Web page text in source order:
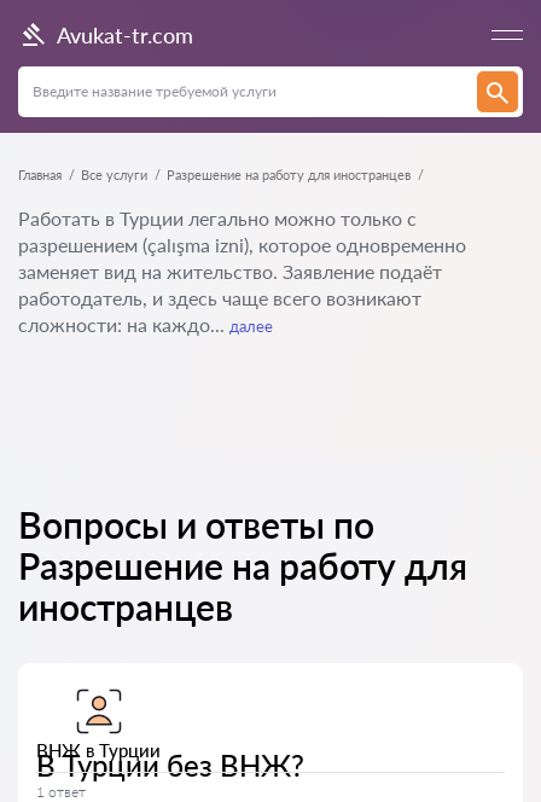
Avukat-tr.com
Главная Все услуги Разрешение на работу для иностранцев
Работать в Турции легально можно только с
разрешением (çalışma izni), которое одновременно
заменяет вид на жительство. Заявление подаёт
работодатель, и здесь чаще всего возникают
сложности: на каждо... далее
Вопросы и ответы по
Разрешение на работу для
иностранцев
ВНЖ в Турции
В Турции без ВНЖ?
1 ответ